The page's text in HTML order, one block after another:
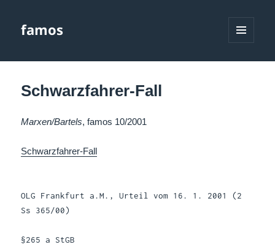
famos
Schwarzfahrer-Fall
Marxen/Bartels, famos 10/2001
Schwarzfahrer-Fall
OLG Frankfurt a.M., Urteil vom 16. 1. 2001 (2
Ss 365/00)
§265 a StGB